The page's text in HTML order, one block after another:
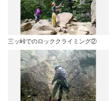
三ッ峠でのロッククライミング②